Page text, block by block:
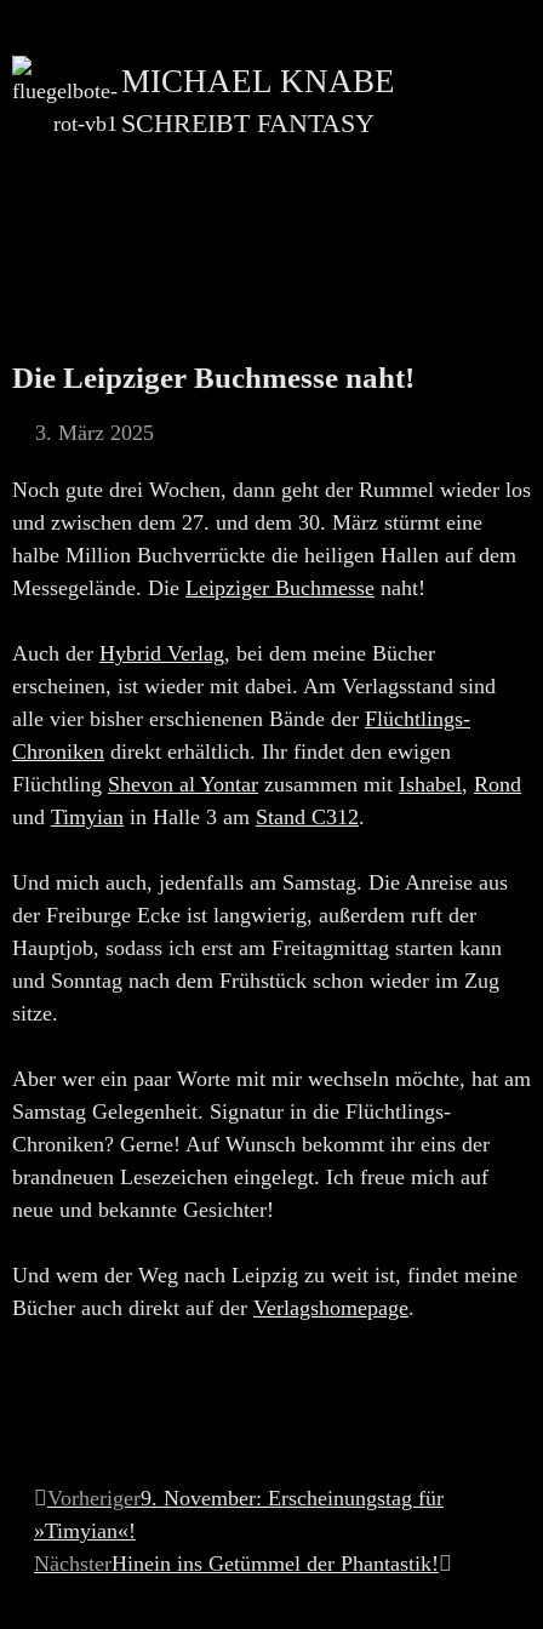
MICHAEL KNABE
SCHREIBT FANTASY
Die Leipziger Buchmesse naht!
3. März 2025
Noch gute drei Wochen, dann geht der Rummel wieder los
und zwischen dem 27. und dem 30. März stürmt eine
halbe Million Buchverrückte die heiligen Hallen auf dem
Messegelände. Die Leipziger Buchmesse naht!
Auch der Hybrid Verlag, bei dem meine Bücher
erscheinen, ist wieder mit dabei. Am Verlagsstand sind
alle vier bisher erschienenen Bände der Flüchtlings-
Chroniken direkt erhältlich. Ihr findet den ewigen
Flüchtling Shevon al Yontar zusammen mit Ishabel, Rond
und Timyian in Halle 3 am Stand C312.
Und mich auch, jedenfalls am Samstag. Die Anreise aus
der Freiburge Ecke ist langwierig, außerdem ruft der
Hauptjob, sodass ich erst am Freitagmittag starten kann
und Sonntag nach dem Frühstück schon wieder im Zug
sitze.
Aber wer ein paar Worte mit mir wechseln möchte, hat am
Samstag Gelegenheit. Signatur in die Flüchtlings-
Chroniken? Gerne! Auf Wunsch bekommt ihr eins der
brandneuen Lesezeichen eingelegt. Ich freue mich auf
neue und bekannte Gesichter!
Und wem der Weg nach Leipzig zu weit ist, findet meine
Bücher auch direkt auf der Verlagshomepage.
Vorheriger9. November: Erscheinungstag für
»Timyian«!
NächsterHinein ins Getümmel der Phantastik!